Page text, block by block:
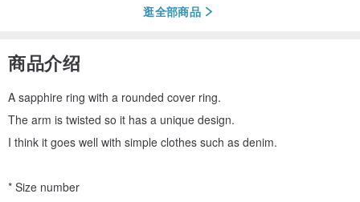
逛全部商品
商品介绍
A sapphire ring with a rounded cover ring.
The arm is twisted so it has a unique design.
I think it goes well with simple clothes such as denim.
* Size number